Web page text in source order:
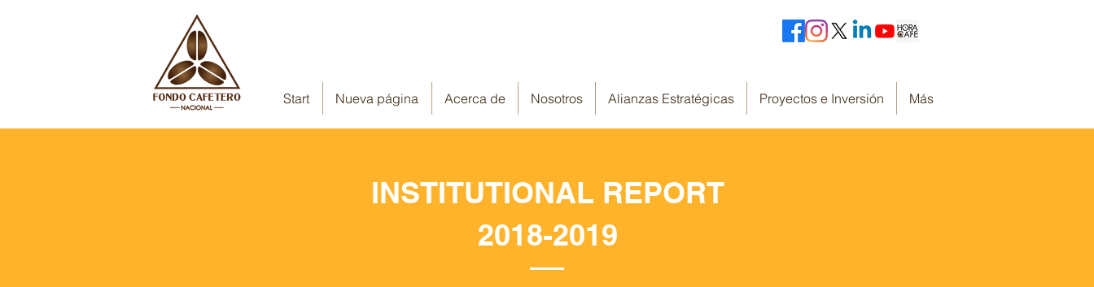
Start Nueva página Acerca de Nosotros Alianzas Estratégicas Proyectos e Inversión Más
INSTITUTIONAL REPORT
2018-2019